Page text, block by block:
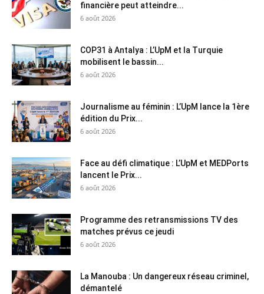
financière peut atteindre...
6 août 2026
COP31 à Antalya : L’UpM et la Turquie
mobilisent le bassin...
6 août 2026
Journalisme au féminin : L’UpM lance la 1ère
édition du Prix...
6 août 2026
Face au défi climatique : L’UpM et MEDPorts
lancent le Prix...
6 août 2026
Programme des retransmissions TV des
matches prévus ce jeudi
6 août 2026
La Manouba : Un dangereux réseau criminel,
démantelé